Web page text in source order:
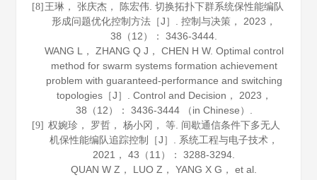
[8] 王琳， 张庆杰， 陈宏伟. 切换拓扑下群系统保性能编队
形成问题优化控制方法［J］.控制与决策 ， 2023 ，
38 （12）： 3436-3444.
WANG L， ZHANG Q J， CHEN H W. Optimal control
method for swarm systems formation achievement
problem with guaranteed-performance and switching
topologies［J］. Control and Decision ， 2023 ，
38 （12）： 3436-3444 （in Chinese）.
[9] 权婉珍， 罗哲， 杨小冈， 等. 间歇通信条件下多无人
机保性能编队追踪控制［J］. 系统工程与电子技术 ，
2021 ，43 （11）： 3288-3294.
QUAN W Z， LUO Z， YANG X G， et al.